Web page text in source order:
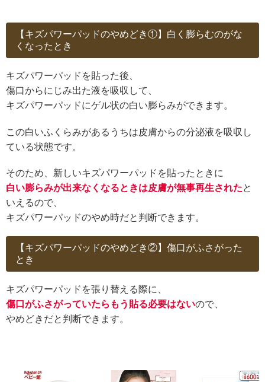
【キズパワーパッドのやめどき①】白く膨らむのがな
くなったとき
キズパワーパッドを貼った後、
傷口からにじみ出た液を吸収して、
キズパワーパッドにゲル状の白い膨らみができます。
この白いふくらみがあるうちは皮膚からの分泌液を吸収し
ている状態です。
そのため、新しいキズパワーパッドを貼ったときに
白い膨らみが出来なくなるときは皮膚が無事再生されたと
いえるので、
キズパワーパッドのやめ時だと判断できます。
【キズパワーパッドのやめどき②】傷口がふさがった
とき
キズパワーパッドを張り替える際に、
傷口がふさがっていたらもう貼る必要はないので、
やめどきだと判断できます。